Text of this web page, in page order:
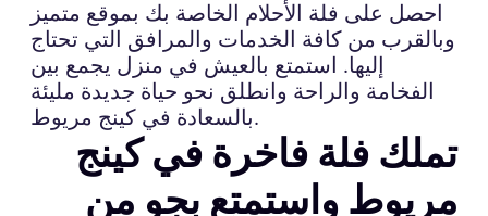
احصل على فلة الأحلام الخاصة بك بموقع متميز
وبالقرب من كافة الخدمات والمرافق التي تحتاج
إليها. استمتع بالعيش في منزل يجمع بين
الفخامة والراحة وانطلق نحو حياة جديدة مليئة
بالسعادة في كينج مريوط.
تملك فلة فاخرة في كينج
مريوط واستمتع بجو من